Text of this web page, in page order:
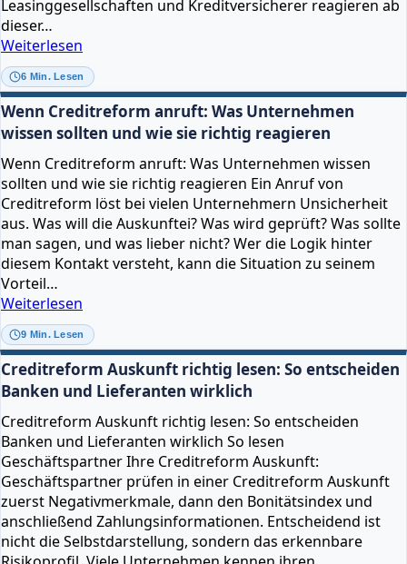
Leasinggesellschaften und Kreditversicherer reagieren ab
dieser…
Weiterlesen
Bonitätsindex
300
–
kritisch
oder
noch
akzeptabel?
6 Min. Lesen
Wenn Creditreform anruft: Was Unternehmen
wissen sollten und wie sie richtig reagieren
Wenn Creditreform anruft: Was Unternehmen wissen
sollten und wie sie richtig reagieren Ein Anruf von
Creditreform löst bei vielen Unternehmern Unsicherheit
aus. Was will die Auskunftei? Was wird geprüft? Was sollte
man sagen, und was lieber nicht? Wer die Logik hinter
diesem Kontakt versteht, kann die Situation zu seinem
Vorteil…
Weiterlesen
Creditreform
anruft:
Was
Unternehmen
wissen
sollten
und
wie
sie
richtig
reagieren
9 Min. Lesen
Creditreform Auskunft richtig lesen: So entscheiden
Banken und Lieferanten wirklich
Creditreform Auskunft richtig lesen: So entscheiden
Banken und Lieferanten wirklich So lesen
Geschäftspartner Ihre Creditreform Auskunft:
Geschäftspartner prüfen in einer Creditreform Auskunft
zuerst Negativmerkmale, dann den Bonitätsindex und
anschließend Zahlungsinformationen. Entscheidend ist
nicht die Selbstdarstellung, sondern das erkennbare